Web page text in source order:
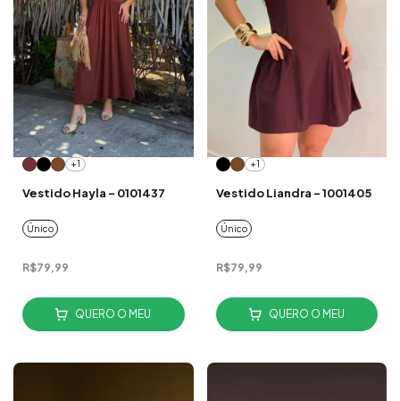
+1
Vestido Hayla - 0101437
Único
R$79,99
QUERO O MEU
+1
Vestido Liandra - 1001405
Único
R$79,99
QUERO O MEU